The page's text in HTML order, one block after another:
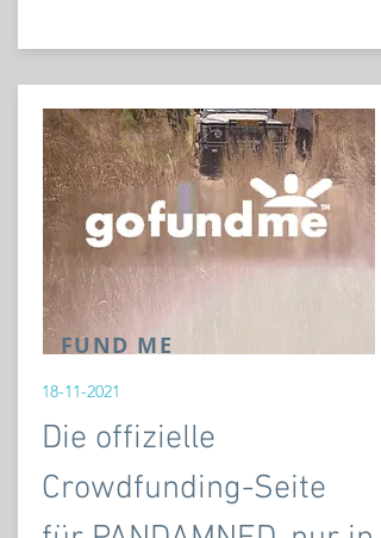
FUND ME
18-11-2021
Die offizielle
Crowdfunding-Seite